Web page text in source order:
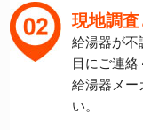
現地調査
給湯器が不
目にご連絡
給湯器メー
い。